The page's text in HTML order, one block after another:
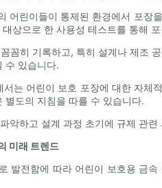
어린이들이 통제된 환경에서 포
상으로 한 사용성 테스트를 통해
꼼히 기록하고, 특히 설계나 제조
수 있습니다.
는 어린이 보호 포장에 대한 자
별도의 지침을 따를 수 있습니다.
악하고 설계 과정 초기에 규제 관
미래 트렌드
발전함에 따라 어린이 보호용 금